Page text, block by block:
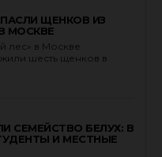
ЩЕНКОВ ИЗ
МОСКВЕ
лес» в Москве
шесть щенков в
СЕМЕЙСТВО БЕЛУХ: В
И МЕСТНЫЕ